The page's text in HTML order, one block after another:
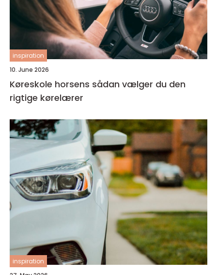
inspiration
10. June 2026
Køreskole horsens sådan vælger du den
rigtige kørelærer
inspiration